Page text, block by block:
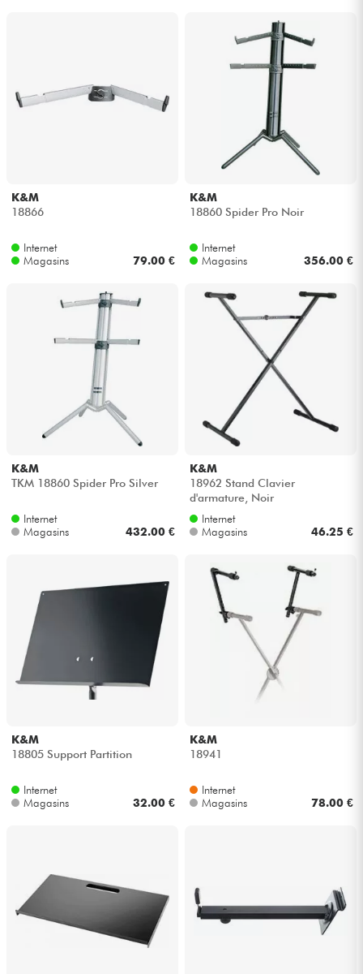
K&M
18866
Internet
Magasins
79.00 €
K&M
18860 Spider Pro Noir
Internet
Magasins
356.00 €
K&M
TKM 18860 Spider Pro Silver
Internet
Magasins
432.00 €
K&M
18962 Stand Clavier
d'armature, Noir
Internet
Magasins
46.25 €
K&M
18805 Support Partition
Internet
Magasins
32.00 €
K&M
18941
Internet
Magasins
78.00 €